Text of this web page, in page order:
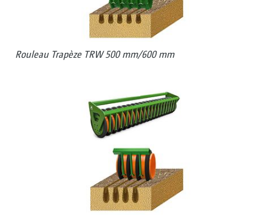
Rouleau Trapèze TRW 500 mm/600 mm